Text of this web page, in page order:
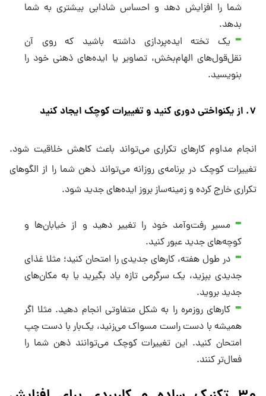
شما را افزایش دهد و احساس شادابی بیشتری به شما
بدهد.
یک تخته ایده‌پردازی داشته باشید که روی آن
نقل‌قول‌های الهام‌بخش، تصاویر یا ایده‌های ذهنی خود را
بنویسید.
۷. از یکنواختی دوری کنید و تغییرات کوچک ایجاد کنید
انجام مداوم کارهای تکراری می‌تواند باعث کاهش خلاقیت شود.
تغییرات کوچک در برنامه‌ی روزانه می‌تواند ذهن شما را از الگوهای
تکراری خارج کرده و زمینه‌ساز بروز ایده‌های جدید شود.
مسیر رفت‌وآمد خود را تغییر دهید و از خیابان‌ها و
کوچه‌های جدید عبور کنید.
در طول هفته، کارهای جدیدی را امتحان کنید؛ مثلا غذای
جدیدی بپزید، یک سرگرمی تازه یاد بگیرید یا به مکان‌های
جدید بروید.
کارهای روزمره را به شکل متفاوتی انجام دهید. مثلا اگر
همیشه با دست راست مسواک می‌زنید، یک‌بار با دست چپ
امتحان کنید. این تغییرات کوچک می‌توانند ذهن شما را
فعال‌تر کنند.